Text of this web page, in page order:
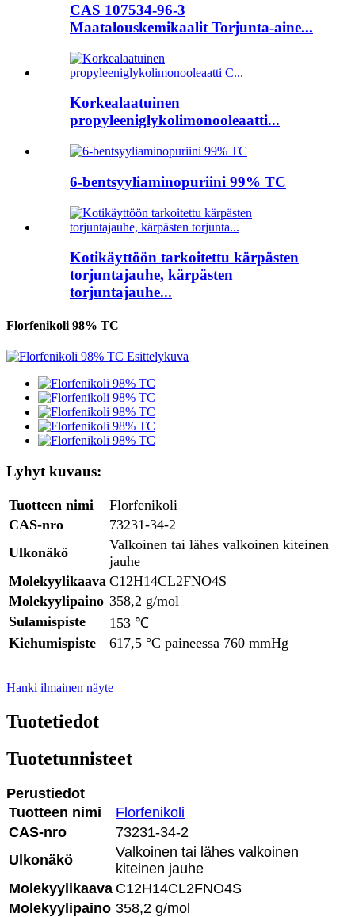
CAS 107534-96-3
Maatalouskemikaalit Torjunta-aine...
Korkealaatuinen
propyleeniglykolimonooleaatti...
6-bentsyyliaminopuriini 99% TC
Kotikäyttöön tarkoitettu kärpästen
torjuntajauhe, kärpästen
torjuntajauhe...
Florfenikoli 98% TC
Lyhyt kuvaus:
Tuotteen nimi
Florfenikoli
CAS-nro
73231-34-2
Ulkonäkö
Valkoinen tai lähes valkoinen kiteinen
jauhe
Molekyylikaava C12H14CL2FNO4S
Molekyylipaino 358,2 g/mol
Sulamispiste
153 ℃
Kiehumispiste
617,5 °C paineessa 760 mmHg
Hanki ilmainen näyte
Tuotetiedot
Tuotetunnisteet
Perustiedot
Tuotteen nimi
Florfenikoli
CAS-nro
73231-34-2
Ulkonäkö
Valkoinen tai lähes valkoinen
kiteinen jauhe
Molekyylikaava C12H14CL2FNO4S
Molekyylipaino 358,2 g/mol